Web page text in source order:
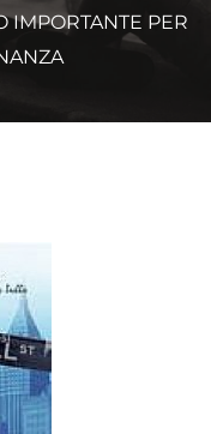
IMPORTANTE PER